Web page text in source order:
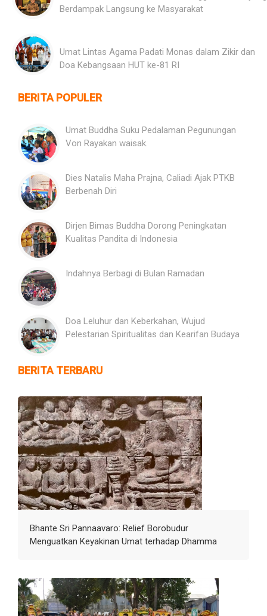
Berdampak Langsung ke Masyarakat
Umat Lintas Agama Padati Monas dalam Zikir dan
Doa Kebangsaan HUT ke-81 RI
BERITA POPULER
Umat Buddha Suku Pedalaman Pegunungan
Von Rayakan waisak.
Dies Natalis Maha Prajna, Caliadi Ajak PTKB
Berbenah Diri
Dirjen Bimas Buddha Dorong Peningkatan
Kualitas Pandita di Indonesia
Indahnya Berbagi di Bulan Ramadan
Doa Leluhur dan Keberkahan, Wujud
Pelestarian Spiritualitas dan Kearifan Budaya
BERITA TERBARU
Bhante Sri Pannaavaro: Relief Borobudur
Menguatkan Keyakinan Umat terhadap Dhamma